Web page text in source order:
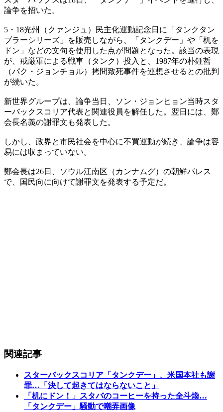
論争を招いた。
5・18光州（クァンジュ）民主化運動記念日に「タンクタン
ブラーシリーズ」を販売しながら、「タンクデー」や「机を
ドン」などの文句を使用した点が問題となった。該当の表現
が、戒厳軍による戦車（タンク）投入と、1987年の朴鍾哲
（パク・ジョンチョル）拷問致死事件を連想させるとの批判
が続いた。
新世界グループは、論争当日、ソン・ジョンヒョン当時スタ
ーバックスコリア代表と関連役員を解任した。翌日には、鄭
会長名義の謝罪文も発表した。
しかし、政界と市民社会を中心に不買運動が続き、論争は容
易には収まっていない。
鄭会長は26日、ソウル江南区（カンナムグ）の朝鮮パレス
で、国民向に向けて謝罪文を発表する予定だ。
関連記事
スターバックスコリア「タンクデー」、米国本社も謝
罪…「決して起きてはならないこと」
「机にドン！」スタバのコーヒーを持った全斗煥…
「タンクデー」騒動で嘲弄画像